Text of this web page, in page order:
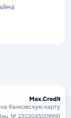
Max.Credit
банковскую карту
№ 2303045009991